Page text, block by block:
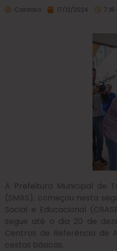
Cardoso 17/12/2024
A Prefeitura Municipal de
(SMAS), começou nesta
Social e Educacional
segue até o dia 20 de
Centros de Referência de
cestas básicas.